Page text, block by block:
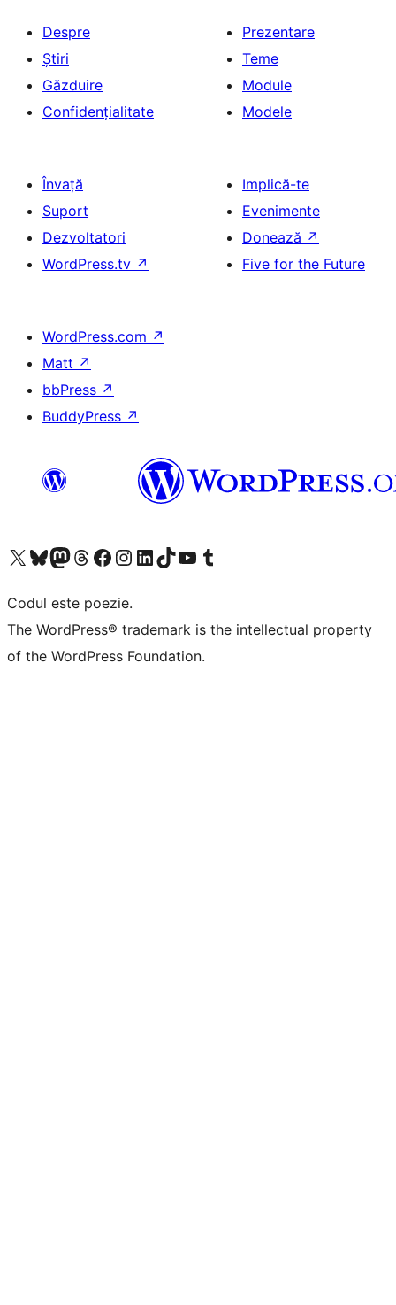
Despre
Știri
Găzduire
Confidențialitate
Prezentare
Teme
Module
Modele
Învață
Suport
Dezvoltatori
WordPress.tv ↗
Implică-te
Evenimente
Donează ↗
Five for the Future
WordPress.com ↗
Matt ↗
bbPress ↗
BuddyPress ↗
Mergi la contul nostru X (fost Twitter)
Vizitează contul nostru Bluesky
Vizitează contul nostru Mastodon
Vizitează contul nostru Threads
Vizitează pagina noastră Facebook
Vizitează-ne pe Instagram
Vizitează-ne pe LinkedIn
Vizitează contul nostru TikTok
Vizitează canalul nostru YouTube
Vizitează contul nostru Tumblr
Codul este poezie.
The WordPress® trademark is the intellectual property
of the WordPress Foundation.